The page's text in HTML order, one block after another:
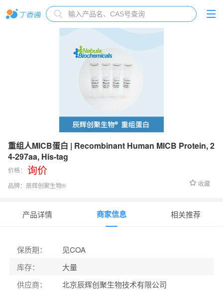
重组人MICB蛋白 | Recombinant Human MICB Protein, 2
4-297aa, His-tag
价格： 询价
品牌： 辰辉创聚生物®️ 收藏
产品详情 商家信息 相关推荐
保质期：
见COA
库存：
大量
供应商：
北京辰辉创聚生物技术有限公司